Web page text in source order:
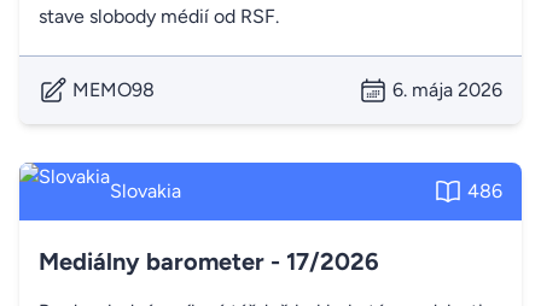
stave slobody médií od RSF.
MEMO98 6. mája 2026
Slovakia 486
Mediálny barometer - 17/2026